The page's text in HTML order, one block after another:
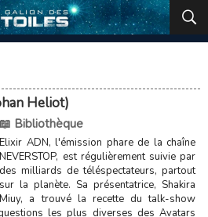
Heliot)
📖 Bibliothèque
Elixir ADN, l'émission phare de la chaîne
NEVERSTOP, est régulièrement suivie par
des milliards de téléspectateurs, partout
sur la planète. Sa présentatrice, Shakira
Miuy, a trouvé la recette du talk-show
les plus diverses des Avatars